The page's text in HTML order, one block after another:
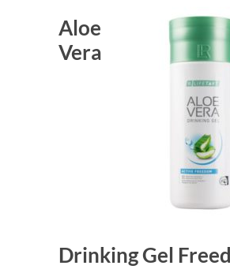
Aloe
Vera
Drinking Gel